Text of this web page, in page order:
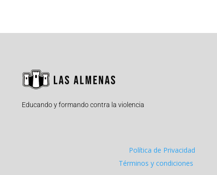
Educando y formando contra la violencia
Política de Privacidad
Términos y condiciones